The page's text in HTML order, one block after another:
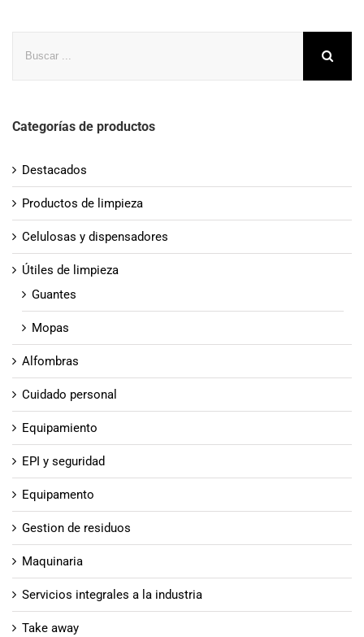
Categorías de productos
Destacados
Productos de limpieza
Celulosas y dispensadores
Útiles de limpieza
Guantes
Mopas
Alfombras
Cuidado personal
Equipamiento
EPI y seguridad
Equipamento
Gestion de residuos
Maquinaria
Servicios integrales a la industria
Take away